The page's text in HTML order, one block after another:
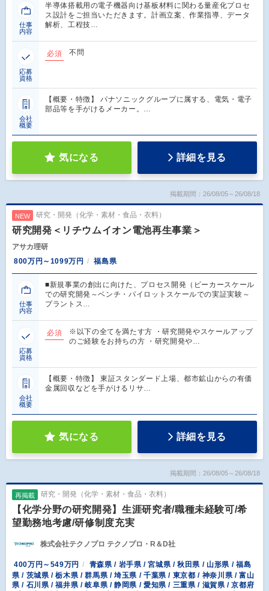
仕事
内容
半導体搭載用の電子機器向け基板材料に関わる量産化プロセ
ス設計をご担当いただきます。計画立案、作業指導、データ
解析、工程技…
応募
資格
必須 不問
会社
概要
【概要・特徴】 パナソニックグループに属する、電気・電子
部品等を手がけるメーカー。…
気になる 詳細を見る
掲載期間：26/08/05～26/08/18
NEW 研究・開発（化学・素材・食品・衣料）
研究開発＜リチウムイオン電池再生事業＞
アサカ理研
800万円～1099万円
福島県
仕事
内容
■新規事業の創出に向けた、プロセス開発（ビーカースケール
での研究開発～ベンチ・パイロットスケールでの実証実験～
プラントス…
応募
資格
必須
※以下の全てを満たす方 ・研究開発やスケールアップ
のご経験をお持ちの方 ・研究開発や…
会社
概要
【概要・特徴】 東証スタンダード上場、都市鉱山からの有価
金属回収などを手がけるリサ…
気になる 詳細を見る
掲載期間：26/08/05～26/08/18
再掲載 研究・開発（化学・素材・食品・衣料）
【化学分野の研究開発】生涯研究者/職種未経験可/希
望勤務地考慮/研修制度充実
株式会社テクノプロ テクノプロ・R＆D社
400万円～549万円
青森県 / 岩手県 / 宮城県 / 秋田県 / 山形県 / 福島
県 / 茨城県 / 栃木県 / 群馬県 / 埼玉県 / 千葉県 / 東京都 / 神奈川県 / 富山
県 / 石川県 / 福井県 / 岐阜県 / 静岡県 / 愛知県 / 三重県 / 滋賀県 / 京都府